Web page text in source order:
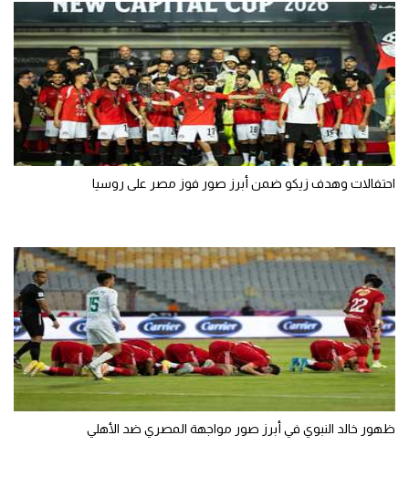
احتفالات وهدف زيكو ضمن أبرز صور فوز مصر على روسيا
ظهور خالد النبوي في أبرز صور مواجهة المصري ضد الأهلي